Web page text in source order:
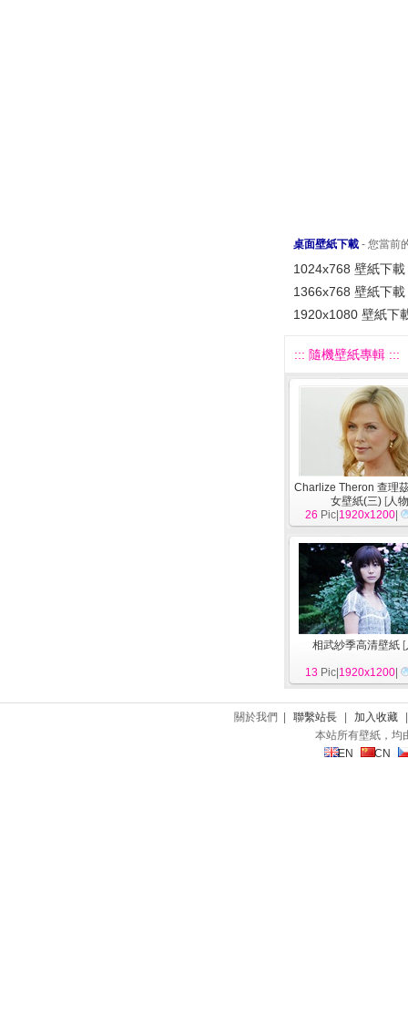
桌面壁紙下載 - 您當前
1024x768 壁紙下載
1366x768 壁紙下載
1920x1080 壁紙下
::: 隨機壁紙專輯 :::
Charlize Theron 查理
女壁紙(三) [人
26 Pic| 1920x1200
相武紗季高清壁紙 [
13 Pic| 1920x1200
關於我們 | 聯繫站長 加入收藏
本站所有壁紙，均
EN
CN